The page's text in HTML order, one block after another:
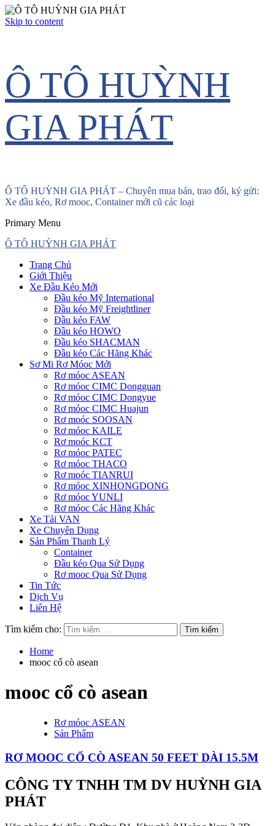
Skip to content
Ô TÔ HUỲNH
GIA PHÁT
Ô TÔ HUỲNH GIA PHÁT – Chuyên mua bán, trao đổi, ký gửi:
Xe đầu kéo, Rơ mooc, Container mới cũ các loại
Primary Menu
Ô TÔ HUỲNH GIA PHÁT
Trang Chủ
Giới Thiệu
Xe Đầu Kéo Mới
Đầu kéo Mỹ International
Đầu kéo Mỹ Freightliner
Đầu kéo FAW
Đầu kéo HOWO
Đầu kéo SHACMAN
Đầu kéo Các Hãng Khác
Sơ Mi Rơ Móoc Mới
Rơ móoc ASEAN
Rơ móoc CIMC Dongguan
Rơ móoc CIMC Dongyue
Rơ móoc CIMC Huajun
Rơ moóc SOOSAN
Rơ móoc KAILE
Rơ moóc KCT
Rơ móoc PATEC
Rơ móoc THACO
Rơ moóc TIANRUI
Rơ móoc XINHONGDONG
Rơ móoc YUNLI
Rơ móoc Các Hãng Khác
Xe Tải VAN
Xe Chuyên Dụng
Sản Phẩm Thanh Lý
Container
Đầu kéo Qua Sử Dụng
Rơ mooc Qua Sử Dụng
Tin Tức
Dịch Vụ
Liên Hệ
Tìm kiếm cho:
Home
mooc cổ cò asean
mooc cổ cò asean
Rơ móoc ASEAN
Sản Phẩm
RƠ MOOC CỔ CÒ ASEAN 50 FEET DÀI 15.5M
CÔNG TY TNHH TM DV HUỲNH GIA
PHÁT